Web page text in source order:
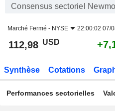
Consensus sectoriel
Marché Fermé - NYSE 22:00:02 07/
112,98 USD
Synthèse Cotations
Performances sectorielles